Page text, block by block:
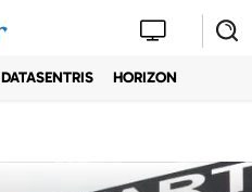
DATASENTRIS HORIZON